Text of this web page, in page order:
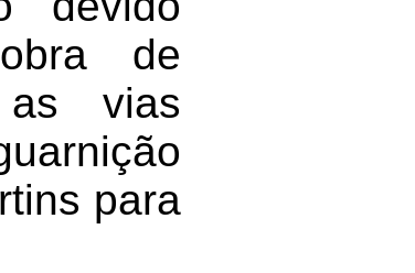
de
as vias
para